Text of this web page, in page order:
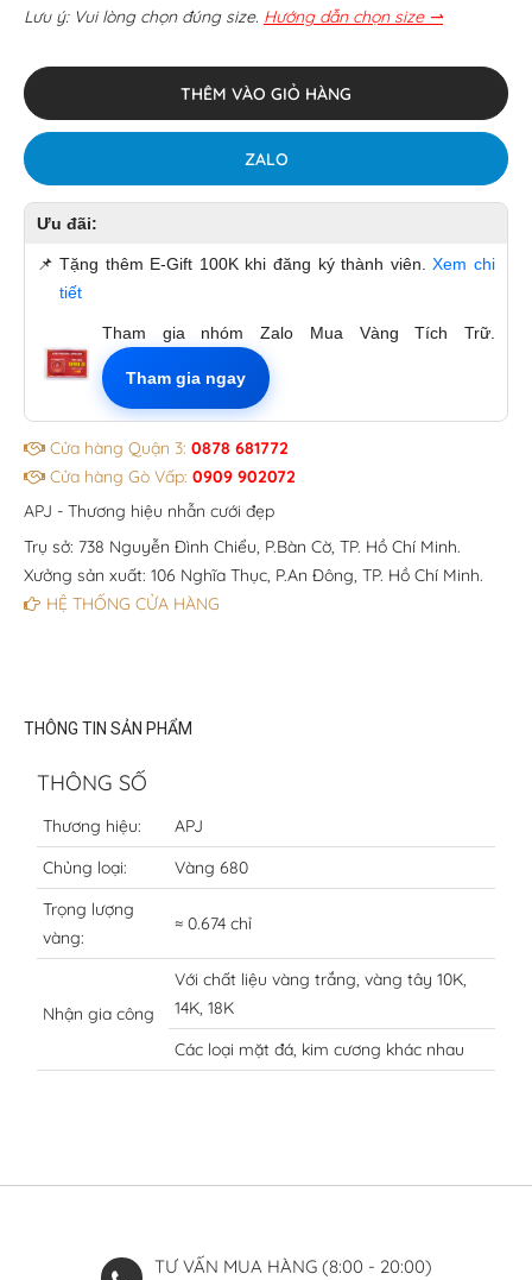
Lưu ý: Vui lòng chọn đúng size. Hướng dẫn chọn size ⇀
THÊM VÀO GIỎ HÀNG
ZALO
Ưu đãi:
📌 Tặng thêm E-Gift 100K khi đăng ký thành viên.Xem chi
tiết
Tham gia nhóm Zalo Mua Vàng Tích Trữ.
Tham gia ngay
Cửa hàng Quận 3: 0878 681772
Cửa hàng Gò Vấp: 0909 902072
APJ - Thương hiệu nhẫn cưới đẹp
Trụ sở: 738 Nguyễn Đình Chiểu, P.Bàn Cờ, TP. Hồ Chí Minh.
Xưởng sản xuất: 106 Nghĩa Thục, P.An Đông, TP. Hồ Chí Minh.
HỆ THỐNG CỬA HÀNG
THÔNG TIN SẢN PHẨM
THÔNG SỐ
Thương hiệu:
APJ
Chủng loại:
Vàng 680
Trọng lượng
vàng:
≈ 0.674 chỉ
Nhận gia công
Với chất liệu vàng trắng, vàng tây 10K,
14K, 18K
Các loại mặt đá, kim cương khác nhau
TƯ VẤN MUA HÀNG (8:00 - 20:00)